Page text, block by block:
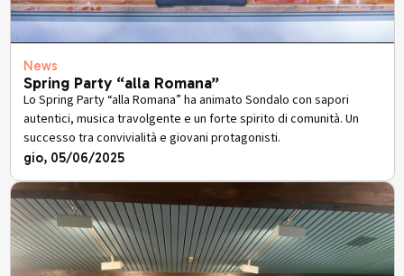
News
Spring Party “alla Romana”
Lo Spring Party “alla Romana” ha animato Sondalo con sapori
autentici, musica travolgente e un forte spirito di comunità. Un
successo tra convivialità e giovani protagonisti.
gio, 05/06/2025